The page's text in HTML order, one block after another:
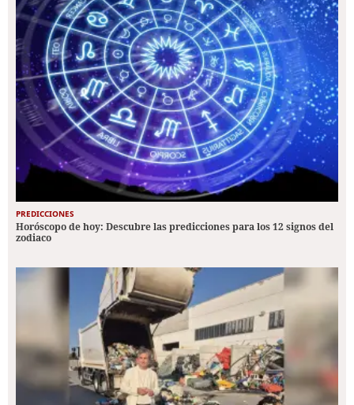
PREDICCIONES
Horóscopo de hoy: Descubre las predicciones para los 12 signos del
zodiaco